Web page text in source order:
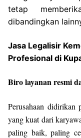
tetap
dibandingkan
Jasa Legalisir
Profesional di
Biro layanan resmi
Perusahaan didirikan
yang kuat dari
paling baik, paling